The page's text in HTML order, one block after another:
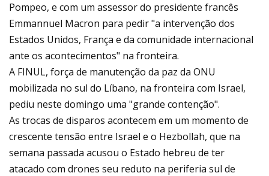
Pompeo, e com um assessor do presidente francês
Emmannuel Macron para pedir "a intervenção dos
Estados Unidos, França e da comunidade internacional
ante os acontecimentos" na fronteira.
A FINUL, força de manutenção da paz da ONU
mobilizada no sul do Líbano, na fronteira com Israel,
pediu neste domingo uma "grande contenção".
As trocas de disparos acontecem em um momento de
crescente tensão entre Israel e o Hezbollah, que na
semana passada acusou o Estado hebreu de ter
atacado com drones seu reduto na periferia sul de